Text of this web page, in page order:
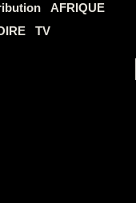
AFRIQUE
TV